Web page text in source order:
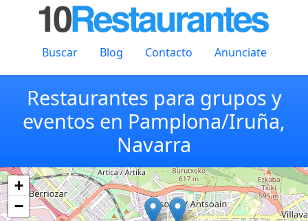
Buscar Blog Contacto Anunciate
Restaurantes para grupos y
eventos en Pamplona/Iruña,
Navarra
+
−